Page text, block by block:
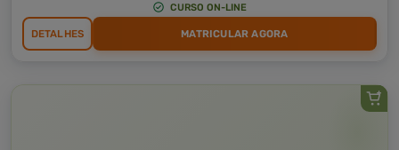
CURSO ON-LINE
DETALHES MATRICULAR AGORA